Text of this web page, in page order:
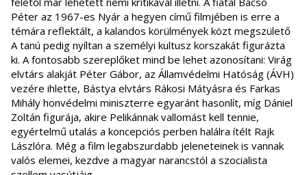
Péter az 1967-es Nyár a hegyen című filmjében is erre a
témára reflektált, a kalandos körülmények közt megszülető
A tanú pedig nyíltan a személyi kultusz korszakát figurázta
ki. A fontosabb szereplőket mind be lehet azonosítani: Virág
elvtárs alakját Péter Gábor, az Államvédelmi Hatóság (ÁVH)
vezére ihlette, Bástya elvtárs Rákosi Mátyásra és Farkas
Mihály honvédelmi miniszterre egyaránt hasonlít, míg Dániel
Zoltán figurája, akire Pelikánnak vallomást kell tennie,
egyértelmű utalás a koncepciós perben halálra ítélt Rajk
Lászlóra. Még a film legabszurdabb jeleneteinek is vannak
valós elemei, kezdve a magyar narancstól a szocialista